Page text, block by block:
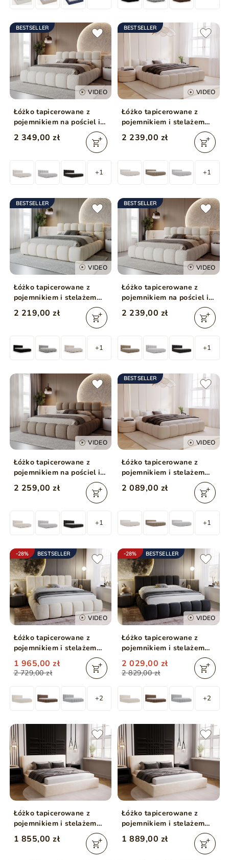
BESTSELLER
VIDEO
Łóżko tapicerowane z
pojemnikiem na pościel i
stelażem 200x200 Modo w
tkaninie bouclé Beżowe
2 349,00 zł
+1
BESTSELLER
VIDEO
Łóżko tapicerowane z
pojemnikiem i stelażem
200x200 Cloud Low
beżowe
2 239,00 zł
+1
BESTSELLER
VIDEO
Łóżko tapicerowane z
pojemnikiem i stelażem
200x200 Modo Beżowe
2 219,00 zł
+1
BESTSELLER
VIDEO
Łóżko tapicerowane z
pojemnikiem na pościel i
stelażem 160x200 Modo w
tkaninie bouclé Beżowe
2 239,00 zł
+1
VIDEO
Łóżko tapicerowane z
pojemnikiem na pościel i
stelażem 180x200 Modo w
tkaninie bouclé Brązowe
2 259,00 zł
+1
BESTSELLER
VIDEO
Łóżko tapicerowane z
pojemnikiem i stelażem
140x200 Cloud Low
beżowe
2 089,00 zł
+1
-28% BESTSELLER
VIDEO
Łóżko tapicerowane z
pojemnikiem i stelażem
120x200 Cloud Beżowy
2 729,00 zł
1 965,00 zł
+2
-28% BESTSELLER
VIDEO
Łóżko tapicerowane z
pojemnikiem i stelażem
180x200 Cloud
Antracytowe
2 829,00 zł
2 029,00 zł
+2
Łóżko tapicerowane z
pojemnikiem i stelażem
160x200 Monaco
Kremowe
1 855,00 zł
Łóżko tapicerowane z
pojemnikiem i stelażem
180x200 Monaco
Kremowe
1 889,00 zł